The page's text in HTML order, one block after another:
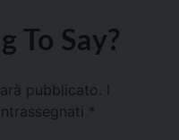
To Say?
pubblicato.
*